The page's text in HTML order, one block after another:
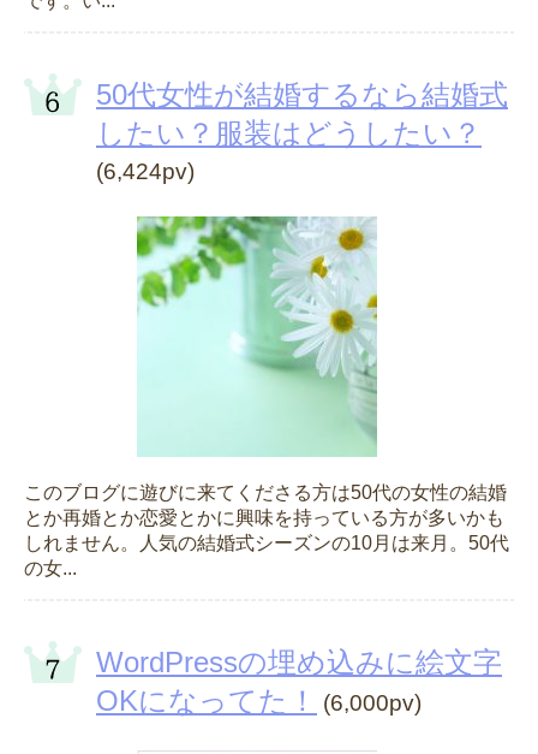
50代女性が結婚するなら結婚式
したい？服装はどうしたい？
(6,424pv)
このブログに遊びに来てくださる方は50代の女性の結婚
とか再婚とか恋愛とかに興味を持っている方が多いかも
しれません。人気の結婚式シーズンの10月は来月。50代
の女...
WordPressの埋め込みに絵文字
OKになってた！
(6,000pv)